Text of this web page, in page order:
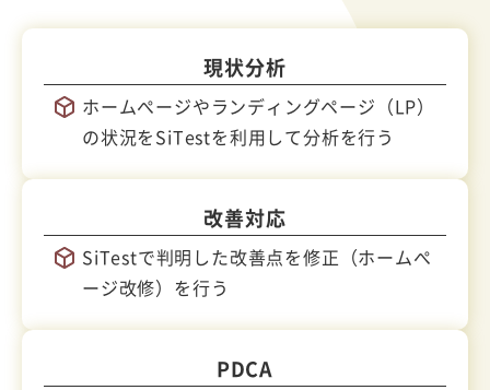
現状分析
ホームぺージやランディングページ（LP）
の状況をSiTestを利用して分析を行う
改善対応
SiTestで判明した改善点を修正（ホームぺ
ージ改修）を行う
PDCA